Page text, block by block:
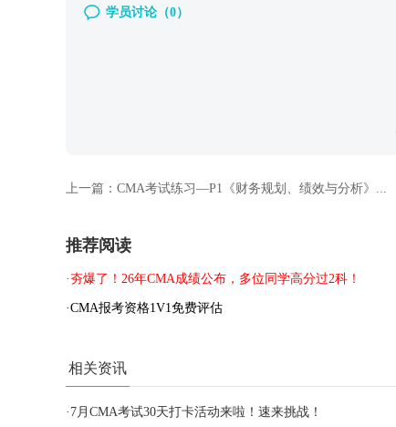
学员讨论（0）
上一篇： CMA考试练习—P1《财务规划、绩效与分析》...
推荐阅读
·夯爆了！26年CMA成绩公布，多位同学高分过2科！
·CMA报考资格1V1免费评估
相关资讯
· 7月CMA考试30天打卡活动来啦！速来挑战！